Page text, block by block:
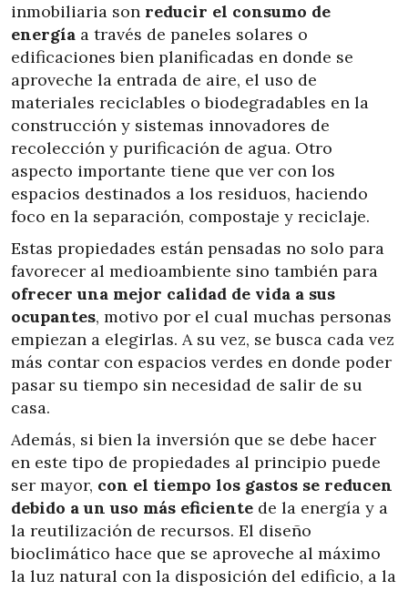
inmobiliaria son reducir el consumo de
energía a través de paneles solares o
edificaciones bien planificadas en donde se
aproveche la entrada de aire, el uso de
materiales reciclables o biodegradables en la
construcción y sistemas innovadores de
recolección y purificación de agua. Otro
aspecto importante tiene que ver con los
espacios destinados a los residuos, haciendo
foco en la separación, compostaje y reciclaje.
Estas propiedades están pensadas no solo para
favorecer al medioambiente sino también para
ofrecer una mejor calidad de vida a sus
ocupantes, motivo por el cual muchas personas
empiezan a elegirlas. A su vez, se busca cada vez
más contar con espacios verdes en donde poder
pasar su tiempo sin necesidad de salir de su
casa.
Además, si bien la inversión que se debe hacer
en este tipo de propiedades al principio puede
ser mayor, con el tiempo los gastos se reducen
debido a un uso más eficiente de la energía y a
la reutilización de recursos. El diseño
bioclimático hace que se aproveche al máximo
la luz natural con la disposición del edificio, a la